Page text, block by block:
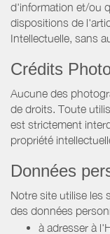
d'information et/ou
dispositions de
Intellectuelle, sans
Crédits
Aucune des
de droits. Toute
est strictement
propriété
Données
Notre site utilise les
des données
à adresser à